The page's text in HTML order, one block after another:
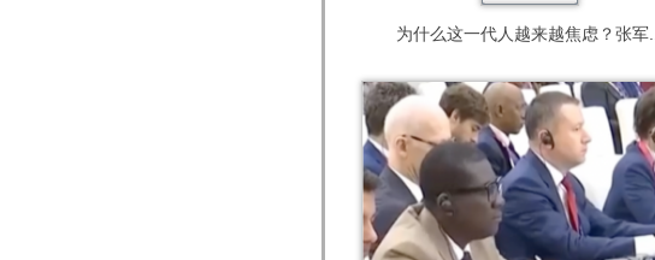
为什么这一代人越来越焦虑？张军...